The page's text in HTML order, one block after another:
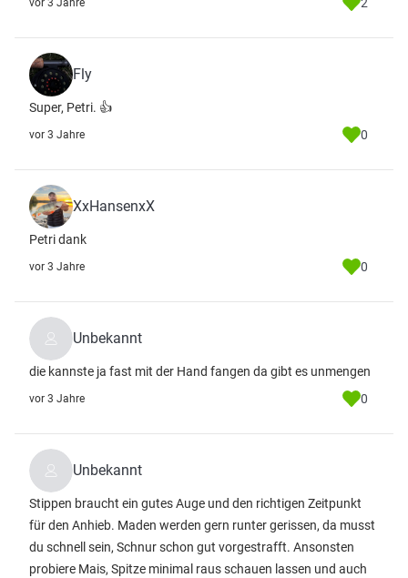
vor 3 Jahre
Fly
Super, Petri. 👍
vor 3 Jahre 0
XxHansenxX
Petri dank
vor 3 Jahre 0
Unbekannt
die kannste ja fast mit der Hand fangen da gibt es unmengen
vor 3 Jahre 0
Unbekannt
Stippen braucht ein gutes Auge und den richtigen Zeitpunkt
für den Anhieb. Maden werden gern runter gerissen, da musst
du schnell sein, Schnur schon gut vorgestrafft. Ansonsten
probiere Mais, Spitze minimal raus schauen lassen und auch